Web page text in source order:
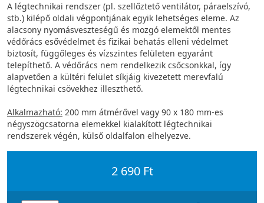
A légtechnikai rendszer (pl. szellőztető ventilátor, páraelszívó,
stb.) kilépő oldali végpontjának egyik lehetséges eleme. Az
alacsony nyomásveszteségű és mozgó elemektől mentes
védőrács esővédelmet és fizikai behatás elleni védelmet
biztosít, függőleges és vízszintes felületen egyaránt
telepíthető. A védőrács nem rendelkezik csőcsonkkal, így
alapvetően a kültéri felület síkjáig kivezetett merevfalú
légtechnikai csövekhez illeszthető.
Alkalmazható: 200 mm átmérővel vagy 90 x 180 mm-es
négyszögcsatorna elemekkel kialakított légtechnikai
rendszerek végén, külső oldalfalon elhelyezve.
2 690 Ft